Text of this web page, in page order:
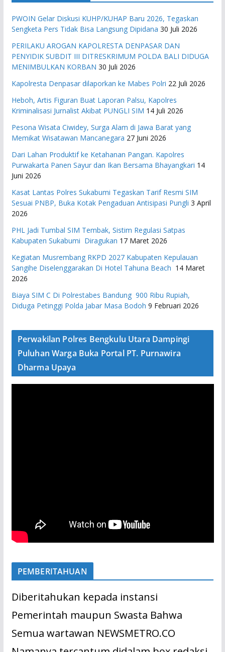
PWOIN Gelar Diskusi KUHP/KUHAP Baru 2026, Tegaskan
Sengketa Pers Tidak Bisa Langsung Dipidana 30 Juli 2026
PERILAKU AROGAN KAPOLRESTA DENPASAR DAN
PENYIDIK SUBDIT III DITRESKRIMUM POLDA BALI DIDUGA
MENIMBULKAN KORBAN 30 Juli 2026
Kapolresta Denpasar dilaporkan ke Mabes Polri 22 Juli 2026
Heboh, Artis Figuran Buat Laporan Palsu, Kapolres
Kriminalisasi Jurnalist Akibat PUNGLI SIM 14 Juli 2026
Pesona Wisata Ciwidey, Surga Alam di Jawa Barat yang
Memikat Wisatawan Mancanegara 27 Juni 2026
Dari Lahan Produktif ke Ketahanan Pangan. Kapolres
Purwakarta Panen Sayur dan Ikan Bersama Bhayangkari 14
Juni 2026
Kasat Lantas Polres Sukabumi Tegaskan Tarif Resmi SIM
Sesuai PNBP, Buka Kotak Pengaduan Antisipasi Pungli 3 April
2026
PHL Jadi Tumbal SIM Tembak, Sistim Regulasi Satpas
Kabupaten Sukabumi Diragukan 17 Maret 2026
Kegiatan Musrembang RKPD 2027 ​Kabupaten Kepulauan
Sangihe Diselenggarakan Di Hotel Tahuna Beach 14 Maret
2026
Biaya SIM C Di Polrestabes Bandung 900 Ribu Rupiah,
Diduga Petinggi Polda Jabar Masa Bodoh 9 Februari 2026
Perwakilan Polres Bengkulu Utara Dampingi
Puluhan Warga Buka Portal PT. Purnawira
Dharma Upaya
PEMBERITAHUAN
Diberitahukan kepada instansi
Pemerintah maupun Swasta Bahwa
Semua wartawan NEWSMETRO.CO